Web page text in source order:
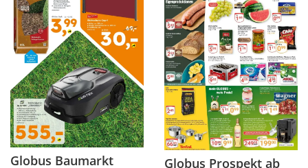
Globus Baumarkt Globus Prospekt ab